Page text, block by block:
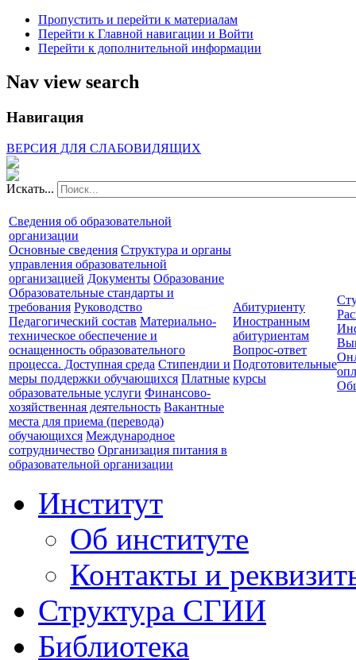
Пропустить и перейти к материалам
Перейти к Главной навигации и Войти
Перейти к дополнительной информации
Nav view search
Навигация
ВЕРСИЯ ДЛЯ СЛАБОВИДЯЩИХ
Искать...
Сведения об образовательной
организации
Основные сведения Структура и органы
управления образовательной
организацией Документы Образование
Образовательные стандарты и
требования Руководство
Педагогический состав Материально-
техническое обеспечение и
оснащенность образовательного
процесса. Доступная среда Стипендии и
меры поддержки обучающихся Платные
образовательные услуги Финансово-
хозяйственная деятельность Вакантные
места для приема (перевода)
обучающихся Международное
сотрудничество Организация питания в
образовательной организации
Абитуриенту
Иностранным
абитуриентам
Вопрос-ответ
Подготовительные
курсы
Институт
Об институте
Контакты и
Структура СГИИ
Библиотека